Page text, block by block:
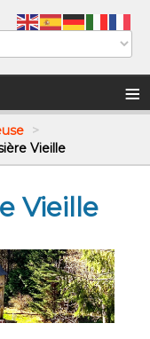
≡
>
Vieille
Vieille